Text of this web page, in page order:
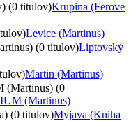
(0 titulov)Krupina (Ferove
Levice (Martinus)
(0 titulov)Liptovský
Martin (Martinus)
(Martinus) (0
(Martinus)
(0 titulov)Myjava (Kniha